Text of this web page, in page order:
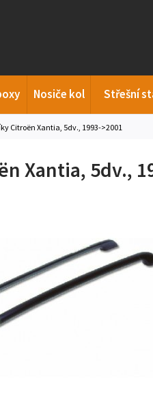
Nosiče kol Střešní
Citroën Xantia, 5dv., 1993->2001
Xantia, 5dv.,